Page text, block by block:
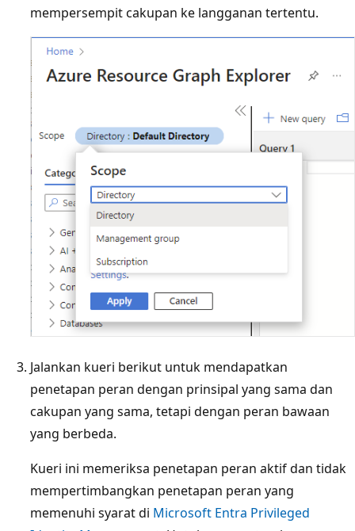
mempersempit cakupan ke langganan tertentu.
Jalankan kueri berikut untuk mendapatkan
penetapan peran dengan prinsipal yang sama dan
cakupan yang sama, tetapi dengan peran bawaan
yang berbeda.
Kueri ini memeriksa penetapan peran aktif dan tidak
mempertimbangkan penetapan peran yang
memenuhi syarat di Microsoft Entra Privileged